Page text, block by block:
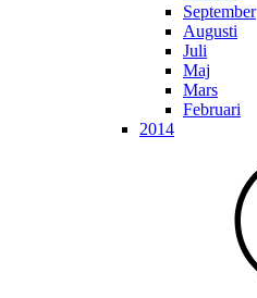
September
Augusti
Juli
Maj
Mars
Februari
2014